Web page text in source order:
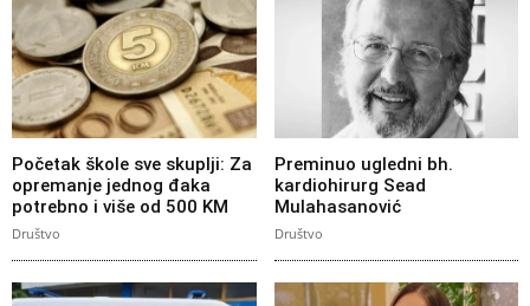
Početak škole sve skuplji: Za
opremanje jednog đaka
potrebno i više od 500 KM
Društvo
Preminuo ugledni bh.
kardiohirurg Sead
Mulahasanović
Društvo